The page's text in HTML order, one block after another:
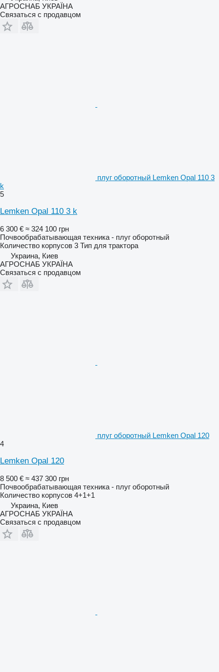
АГРОСНАБ УКРАЇНА
Связаться с продавцом
плуг оборотный Lemken Opal 110 3
k
5
Lemken Opal 110 3 k
6 300 € ≈ 324 100 грн
Почвообрабатывающая техника - плуг оборотный
Количество корпусов 3 Тип для трактора
Украина, Киев
АГРОСНАБ УКРАЇНА
Связаться с продавцом
плуг оборотный Lemken Opal 120
4
Lemken Opal 120
8 500 € ≈ 437 300 грн
Почвообрабатывающая техника - плуг оборотный
Количество корпусов 4+1+1
Украина, Киев
АГРОСНАБ УКРАЇНА
Связаться с продавцом